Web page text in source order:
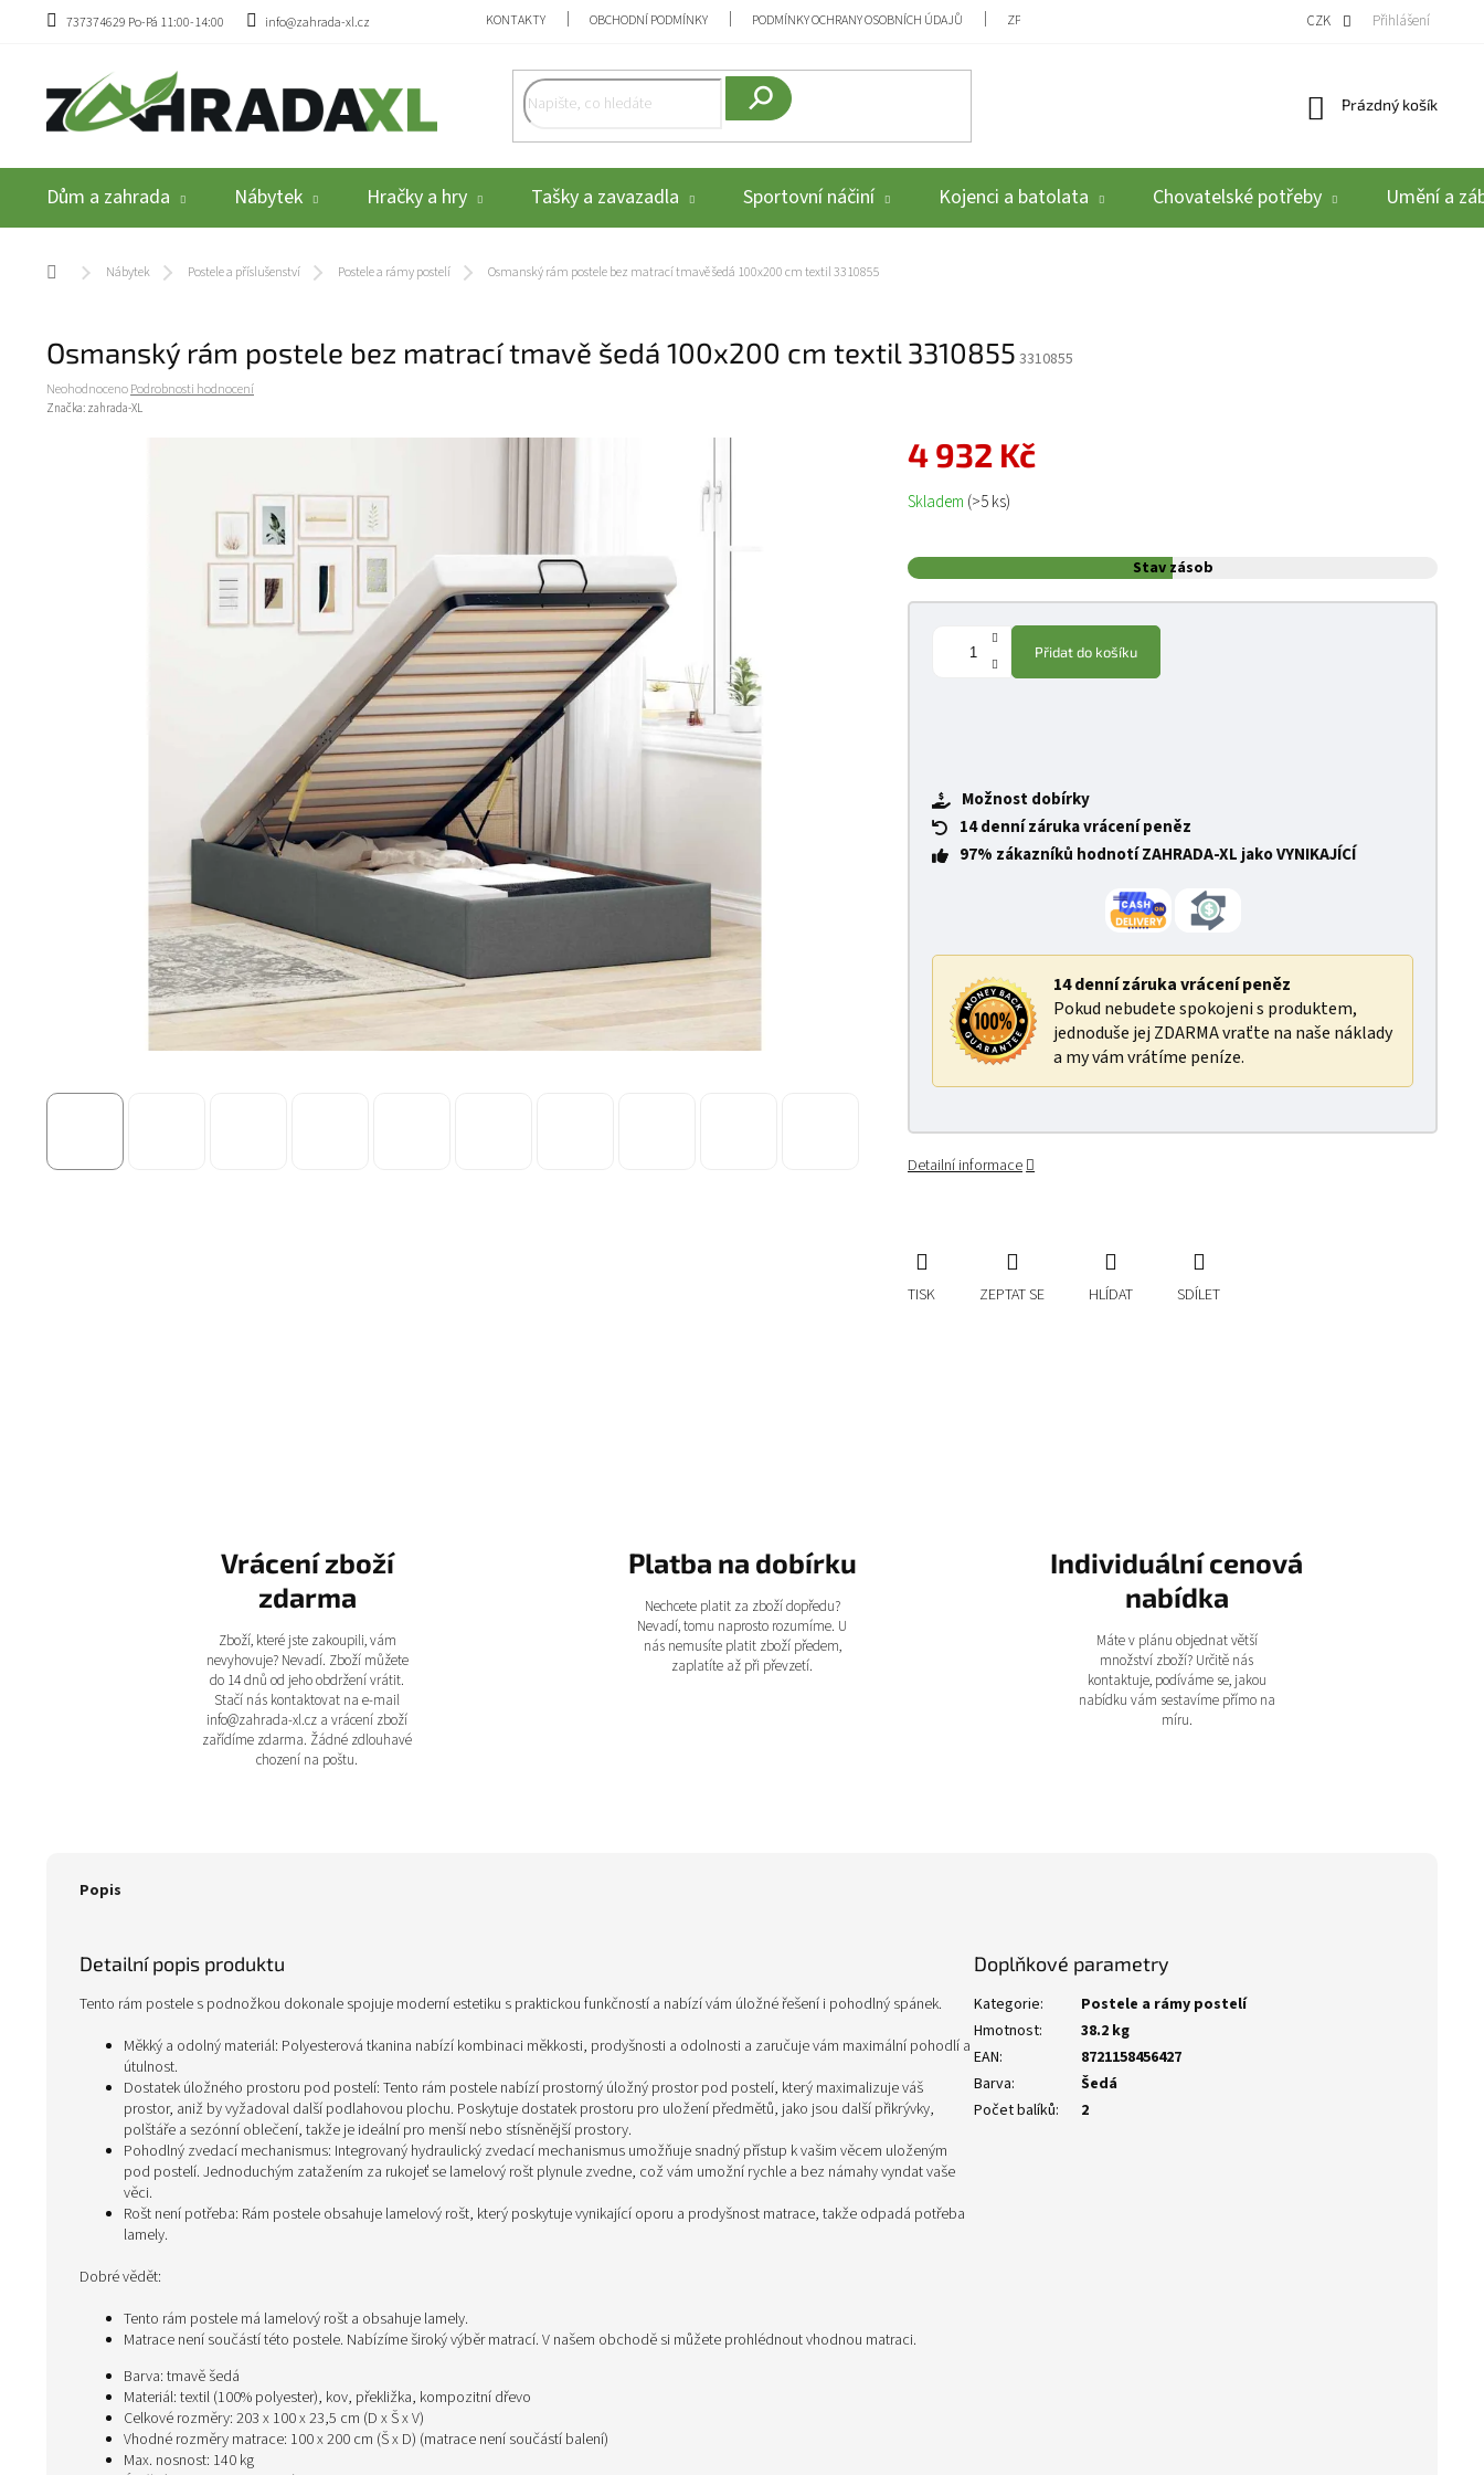
Přejít na obsah
737374629 Po-Pá 11:00-14:00 info@zahrada-xl.cz KONTAKTY OBCHODNÍ PODMÍNKY PODMÍNKY OCHRANY OSOBNÍCH ÚDAJŮ ZPĚTNÝ ODBĚR VYSLOUŽILÝCH ELEKTROZAŘÍZENÍ / BATERIÍ REKLAMACE A
CZK Přihlášení
Nákupní košík
Prázdný košík
Dům a zahrada Nábytek Hračky a hry Tašky a zavazadla Sportovní náčiní Kojenci a batolata Chovatelské potřeby Umění a
Domů Nábytek Postele a příslušenství Postele a rámy postelí Osmanský rám postele bez matrací tmavě šedá 100x200 cm textil 3310855
Osmanský rám postele bez matrací tmavě šedá 100x200 cm textil 3310855 3310855
Průměrné hodnocení produktu je 0,0 z 5 hvězdiček.
NeohodnocenoPodrobnosti hodnocení
Značka: zahrada-XL
4 932 Kč
Měrná cena:
Skladem (>5 ks)
Stav zásob
Přidat do košíku
Možnost dobírky
14 denní záruka vrácení peněz
97% zákazníků hodnotí ZAHRADA-XL jako VYNIKAJÍCÍ
14 denní záruka vrácení peněz
Pokud nebudete spokojeni s produktem,
jednoduše jej ZDARMA vraťte na naše náklady
a my vám vrátíme peníze.
Detailní informace
TISK ZEPTAT SE HLÍDAT SDÍLET
Vrácení zboží
zdarma
Zboží, které jste zakoupili, vám
nevyhovuje? Nevadí. Zboží můžete
do 14 dnů od jeho obdržení vrátit.
Stačí nás kontaktovat na e-mail
info@zahrada-xl.cz a vrácení zboží
zařídíme zdarma. Žádné zdlouhavé
chození na poštu.
Platba na dobírku
Nechcete platit za zboží dopředu?
Nevadí, tomu naprosto rozumíme. U
nás nemusíte platit zboží předem,
zaplatíte až při převzetí.
Individuální cenová
nabídka
Máte v plánu objednat větší
množství zboží? Určitě nás
kontaktuje, podíváme se, jakou
nabídku vám sestavíme přímo na
míru.
Popis
Detailní popis produktu
Tento rám postele s podnožkou dokonale spojuje moderní estetiku s praktickou funkčností a nabízí vám úložné řešení i pohodlný spánek.
Měkký a odolný materiál: Polyesterová tkanina nabízí kombinaci měkkosti, prodyšnosti a odolnosti a zaručuje vám maximální pohodlí a
útulnost.
Dostatek úložného prostoru pod postelí: Tento rám postele nabízí prostorný úložný prostor pod postelí, který maximalizuje váš
prostor, aniž by vyžadoval další podlahovou plochu. Poskytuje dostatek prostoru pro uložení předmětů, jako jsou další přikrývky,
polštáře a sezónní oblečení, takže je ideální pro menší nebo stísněnější prostory.
Pohodlný zvedací mechanismus: Integrovaný hydraulický zvedací mechanismus umožňuje snadný přístup k vašim věcem uloženým
pod postelí. Jednoduchým zatažením za rukojeť se lamelový rošt plynule zvedne, což vám umožní rychle a bez námahy vyndat vaše
věci.
Rošt není potřeba: Rám postele obsahuje lamelový rošt, který poskytuje vynikající oporu a prodyšnost matrace, takže odpadá potřeba
lamely.
Dobré vědět:
Tento rám postele má lamelový rošt a obsahuje lamely.
Matrace není součástí této postele. Nabízíme široký výběr matrací. V našem obchodě si můžete prohlédnout vhodnou matraci.
Barva: tmavě šedá
Materiál: textil (100% polyester), kov, překližka, kompozitní dřevo
Celkové rozměry: 203 x 100 x 23,5 cm (D x Š x V)
Vhodné rozměry matrace: 100 x 200 cm (Š x D) (matrace není součástí balení)
Max. nosnost: 140 kg
Doplňkové parametry
Kategorie:
Postele a rámy postelí
Hmotnost:
38.2 kg
EAN:
8721158456427
Barva:
Šedá
Počet balíků: 2